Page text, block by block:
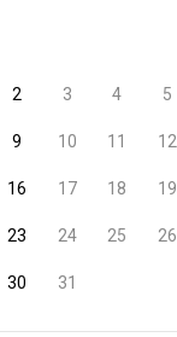
2 3 4 5
9 10 11 12
16 17 18 19
23 24 25 26
30 31